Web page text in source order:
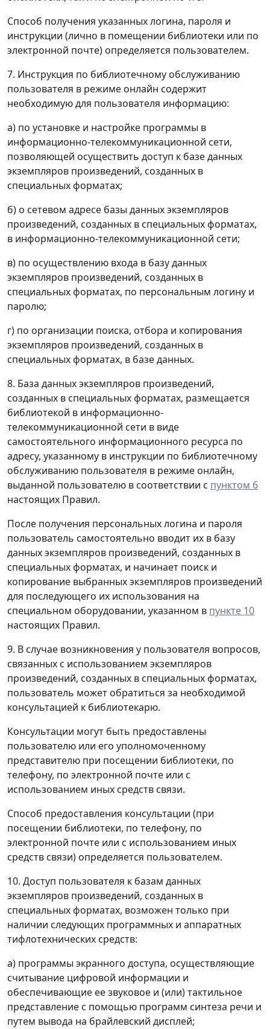
Способ получения указанных логина, пароля и
инструкции (лично в помещении библиотеки или по
электронной почте) определяется пользователем.
7. Инструкция по библиотечному обслуживанию
пользователя в режиме онлайн содержит
необходимую для пользователя информацию:
а) по установке и настройке программы в
информационно-телекоммуникационной сети,
позволяющей осуществить доступ к базе данных
экземпляров произведений, созданных в
специальных форматах;
б) о сетевом адресе базы данных экземпляров
произведений, созданных в специальных форматах,
в информационно-телекоммуникационной сети;
в) по осуществлению входа в базу данных
экземпляров произведений, созданных в
специальных форматах, по персональным логину и
паролю;
г) по организации поиска, отбора и копирования
экземпляров произведений, созданных в
специальных форматах, в базе данных.
8. База данных экземпляров произведений,
созданных в специальных форматах, размещается
библиотекой в информационно-
телекоммуникационной сети в виде
самостоятельного информационного ресурса по
адресу, указанному в инструкции по библиотечному
обслуживанию пользователя в режиме онлайн,
выданной пользователю в соответствии с пунктом 6
настоящих Правил.
После получения персональных логина и пароля
пользователь самостоятельно вводит их в базу
данных экземпляров произведений, созданных в
специальных форматах, и начинает поиск и
копирование выбранных экземпляров произведений
для последующего их использования на
специальном оборудовании, указанном в пункте 10
настоящих Правил.
9. В случае возникновения у пользователя вопросов,
связанных с использованием экземпляров
произведений, созданных в специальных форматах,
пользователь может обратиться за необходимой
консультацией к библиотекарю.
Консультации могут быть предоставлены
пользователю или его уполномоченному
представителю при посещении библиотеки, по
телефону, по электронной почте или с
использованием иных средств связи.
Способ предоставления консультации (при
посещении библиотеки, по телефону, по
электронной почте или с использованием иных
средств связи) определяется пользователем.
10. Доступ пользователя к базам данных
экземпляров произведений, созданных в
специальных форматах, возможен только при
наличии следующих программных и аппаратных
тифлотехнических средств:
а) программы экранного доступа, осуществляющие
считывание цифровой информации и
обеспечивающие ее звуковое и (или) тактильное
представление с помощью программ синтеза речи и
путем вывода на брайлевский дисплей;